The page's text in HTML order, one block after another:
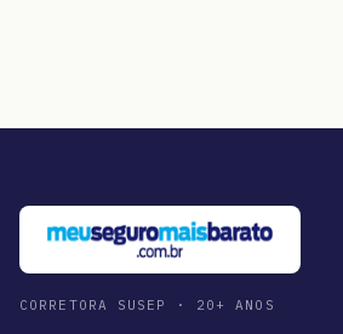
CORRETORA SUSEP · 20+ ANOS